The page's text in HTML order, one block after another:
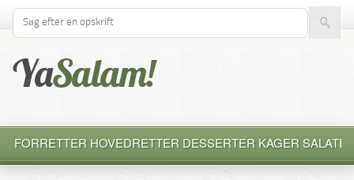
Søg efter opskrift
FORRETTER HOVEDRETTER DESSERTER KAGER